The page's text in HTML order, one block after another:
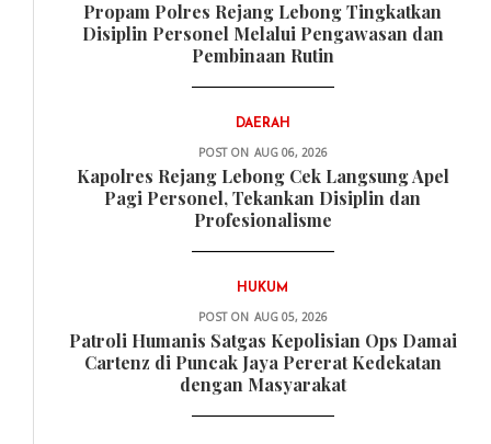
Propam Polres Rejang Lebong Tingkatkan
Disiplin Personel Melalui Pengawasan dan
Pembinaan Rutin
DAERAH
POST ON AUG 06, 2026
Kapolres Rejang Lebong Cek Langsung Apel
Pagi Personel, Tekankan Disiplin dan
Profesionalisme
HUKUM
POST ON AUG 05, 2026
Patroli Humanis Satgas Kepolisian Ops Damai
Cartenz di Puncak Jaya Pererat Kedekatan
dengan Masyarakat